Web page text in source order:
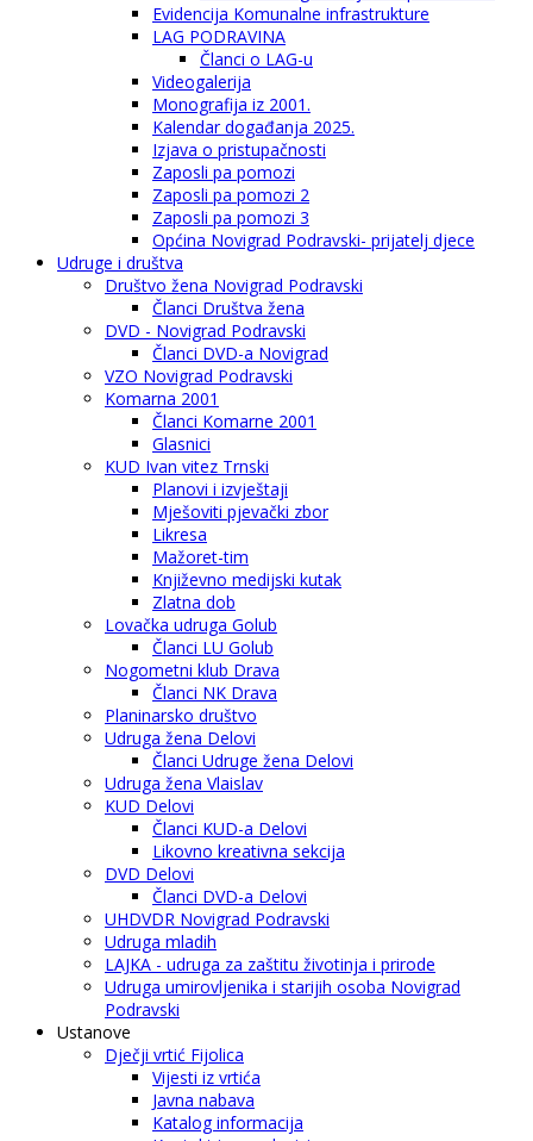
Evidencija Komunalne infrastrukture
LAG PODRAVINA
Članci o LAG-u
Videogalerija
Monografija iz 2001.
Kalendar događanja 2025.
Izjava o pristupačnosti
Zaposli pa pomozi
Zaposli pa pomozi 2
Zaposli pa pomozi 3
Općina Novigrad Podravski- prijatelj djece
Udruge i društva
Društvo žena Novigrad Podravski
Članci Društva žena
DVD - Novigrad Podravski
Članci DVD-a Novigrad
VZO Novigrad Podravski
Komarna 2001
Članci Komarne 2001
Glasnici
KUD Ivan vitez Trnski
Planovi i izvještaji
Mješoviti pjevački zbor
Likresa
Mažoret-tim
Književno medijski kutak
Zlatna dob
Lovačka udruga Golub
Članci LU Golub
Nogometni klub Drava
Članci NK Drava
Planinarsko društvo
Udruga žena Delovi
Članci Udruge žena Delovi
Udruga žena Vlaislav
KUD Delovi
Članci KUD-a Delovi
Likovno kreativna sekcija
DVD Delovi
Članci DVD-a Delovi
UHDVDR Novigrad Podravski
Udruga mladih
LAJKA - udruga za zaštitu životinja i prirode
Udruga umirovljenika i starijih osoba Novigrad
Podravski
Ustanove
Dječji vrtić Fijolica
Vijesti iz vrtića
Javna nabava
Katalog informacija